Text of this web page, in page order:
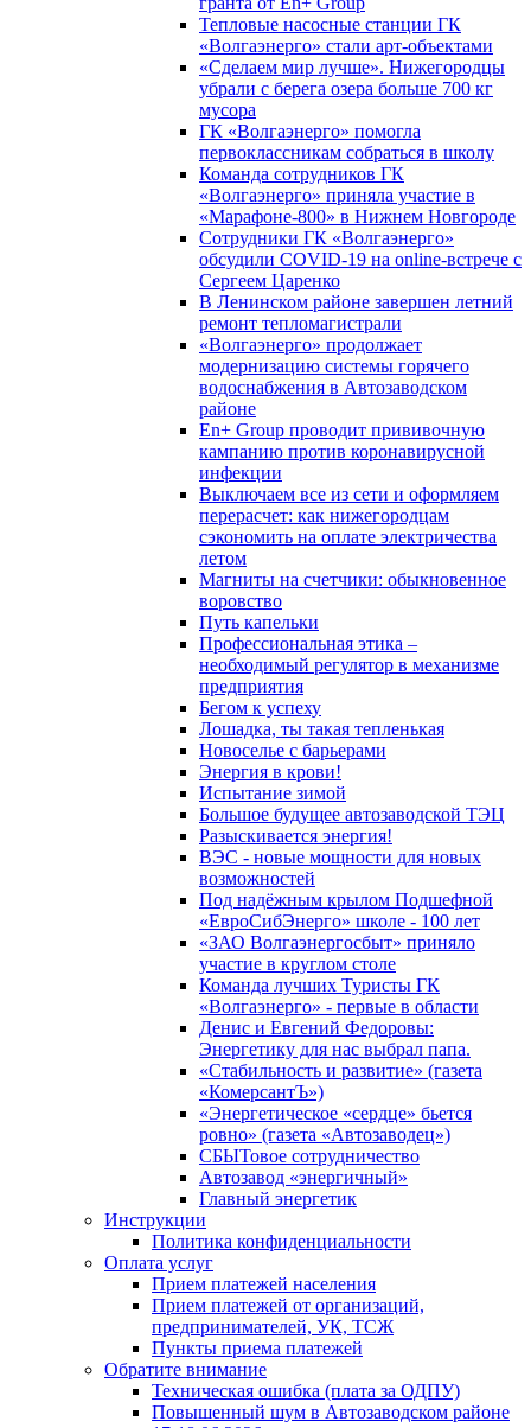
Тепловые насосные станции ГК
«Волгаэнерго» стали арт-объектами
«Сделаем мир лучше». Нижегородцы
убрали с берега озера больше 700 кг
мусора
ГК «Волгаэнерго» помогла
первоклассникам собраться в школу
Команда сотрудников ГК
«Волгаэнерго» приняла участие в
«Марафоне-800» в Нижнем Новгороде
Сотрудники ГК «Волгаэнерго»
обсудили COVID-19 на online-встрече с
Сергеем Царенко
В Ленинском районе завершен летний
ремонт тепломагистрали
«Волгаэнерго» продолжает
модернизацию системы горячего
водоснабжения в Автозаводском
районе
En+ Group проводит прививочную
кампанию против коронавирусной
инфекции
Выключаем все из сети и оформляем
перерасчет: как нижегородцам
сэкономить на оплате электричества
летом
Магниты на счетчики: обыкновенное
воровство
Путь капельки
Профессиональная этика –
необходимый регулятор в механизме
предприятия
Бегом к успеху
Лошадка, ты такая тепленькая
Новоселье с барьерами
Энергия в крови!
Испытание зимой
Большое будущее автозаводской ТЭЦ
Разыскивается энергия!
ВЭС - новые мощности для новых
возможностей
Под надёжным крылом Подшефной
«ЕвроСибЭнерго» школе - 100 лет
«ЗАО Волгаэнергосбыт» приняло
участие в круглом столе
Команда лучших Туристы ГК
«Волгаэнерго» - первые в области
Денис и Евгений Федоровы:
Энергетику для нас выбрал папа.
«Стабильность и развитие» (газета
«КомерсантЪ»)
«Энергетическое «сердце» бьется
ровно» (газета «Автозаводец»)
СБЫТовое сотрудничество
Автозавод «энергичный»
Главный энергетик
Инструкции
Политика конфиденциальности
Оплата услуг
Прием платежей населения
Прием платежей от организаций,
предпринимателей, УК, ТСЖ
Пункты приема платежей
Обратите внимание
Техническая ошибка (плата за ОДПУ)
Повышенный шум в Автозаводском районе